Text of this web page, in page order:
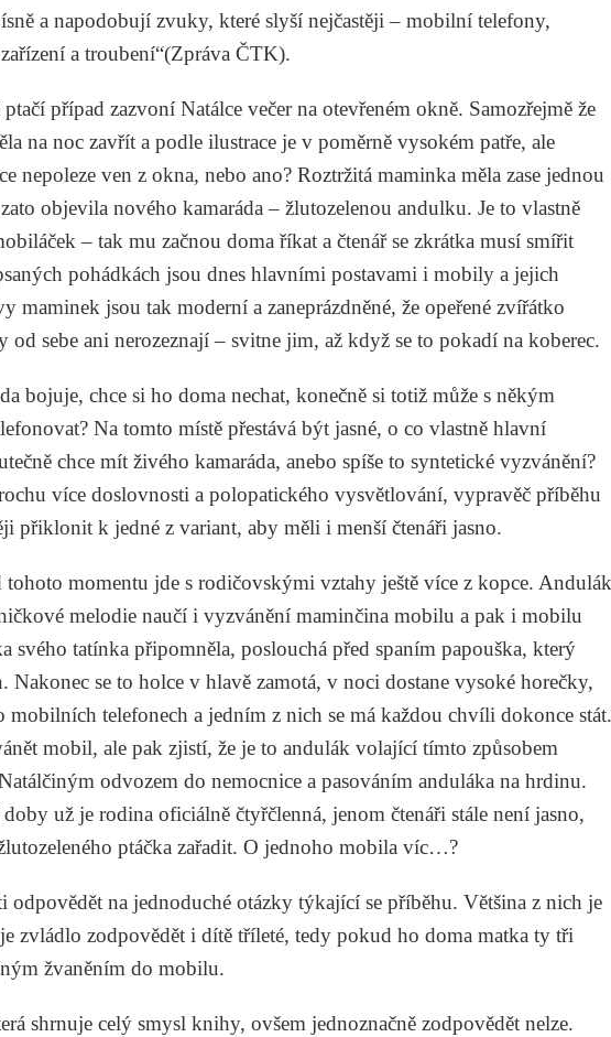
a napodobují zvuky, které slyší nejčastěji – mobilní telefony,
a troubení“(Zpráva ČTK).
případ zazvoní Natálce večer na otevřeném okně. Samozřejmě že
na noc zavřít a podle ilustrace je v poměrně vysokém patře, ale
nepoleze ven z okna, nebo ano? Roztržitá maminka měla zase jednou
objevila nového kamaráda – žlutozelenou andulku. Je to vlastně
– tak mu začnou doma říkat a čtenář se zkrátka musí smířit
pohádkách jsou dnes hlavními postavami i mobily a jejich
maminek jsou tak moderní a zaneprázdněné, že opeřené zvířátko
od sebe ani nerozeznají – svitne jim, až když se to pokadí na koberec.
bojuje, chce si ho doma nechat, konečně si totiž může s někým
Na tomto místě přestává být jasné, o co vlastně hlavní
chce mít živého kamaráda, anebo spíše to syntetické vyzvánění?
více doslovnosti a polopatického vysvětlování, vypravěč příběhu
přiklonit k jedné z variant, aby měli i menší čtenáři jasno.
momentu jde s rodičovskými vztahy ještě více z kopce. Andulák
melodie naučí i vyzvánění maminčina mobilu a pak i mobilu
svého tatínka připomněla, poslouchá před spaním papouška, který
Nakonec se to holce v hlavě zamotá, v noci dostane vysoké horečky,
mobilních telefonech a jedním z nich se má každou chvíli dokonce stát.
mobil, ale pak zjistí, že je to andulák volající tímto způsobem
odvozem do nemocnice a pasováním anduláka na hrdinu.
už je rodina oficiálně čtyřčlenná, jenom čtenáři stále není jasno,
ptáčka zařadit. O jednoho mobila víc…?
na jednoduché otázky týkající se příběhu. Většina z nich je
zvládlo zodpovědět i dítě tříleté, tedy pokud ho doma matka ty tři
žvaněním do mobilu.
shrnuje celý smysl knihy, ovšem jednoznačně zodpovědět nelze.